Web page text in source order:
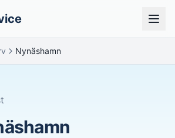
Nynäshamn